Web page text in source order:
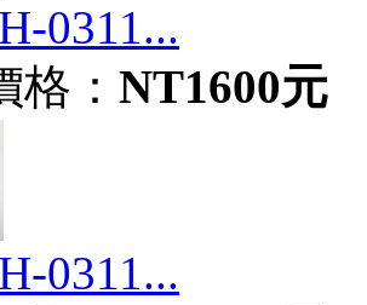
0311...
格： NT1600元
0311...